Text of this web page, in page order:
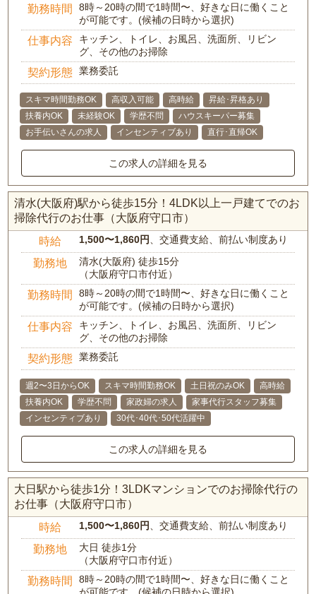
勤務時間
8時～20時の間で1時間〜、好きな日に働くこと
が可能です。(候補の日時から選択)
仕事内容
キッチン、トイレ、お風呂、洗面所、リビン
グ、その他のお掃除
契約形態 業務委託
スキマ時間勤務OK 高収入可能 高時給
昇給･昇格あり
扶養内OK
未経験OK 学歴不問
ハウスキーパー募集
お手伝いさんの求人
インセンティブあり 直行･直帰OK
この求人の詳細を見る
清水(大阪府)駅から徒歩15分！4LDK以上一戸建てでのお
掃除代行のお仕事（大阪府守口市）
時給 1,500〜1,860円 、交通費支給、前払い制度あり
勤務地
清水(大阪府) 徒歩15分
（大阪府守口市付近）
勤務時間
8時～20時の間で1時間〜、好きな日に働くこと
が可能です。(候補の日時から選択)
仕事内容
キッチン、トイレ、お風呂、洗面所、リビン
グ、その他のお掃除
契約形態 業務委託
週2〜3日からOK スキマ時間勤務OK 土日祝のみOK
高時給
扶養内OK
学歴不問 家政婦の求人
家事代行スタッフ募集
インセンティブあり
30代･40代･50代活躍中
この求人の詳細を見る
大日駅から徒歩1分！3LDKマンションでのお掃除代行の
お仕事（大阪府守口市）
時給 1,500〜1,860円 、交通費支給、前払い制度あり
勤務地
大日 徒歩1分
（大阪府守口市付近）
勤務時間
8時～20時の間で1時間〜、好きな日に働くこと